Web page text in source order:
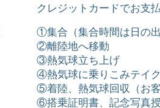
クレジットカードでお支
①集合（集合時間は日の
②離陸地へ移動
③熱気球立ち上げ
④熱気球に乗りこみテイ
⑤着陸、熱気球回収（お
⑥搭乗証明書、記念写真